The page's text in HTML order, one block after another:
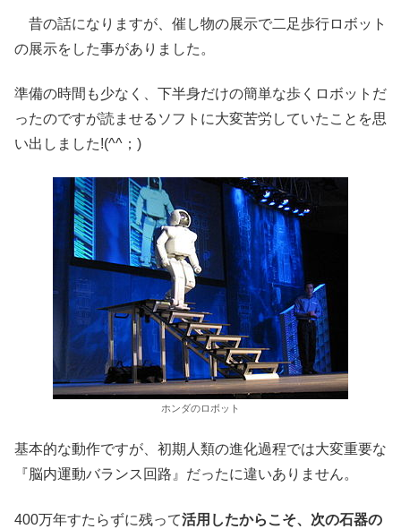
昔の話になりますが、催し物の展示で二足歩行ロボット
の展示をした事がありました。
準備の時間も少なく、下半身だけの簡単な歩くロボットだ
ったのですが読ませるソフトに大変苦労していたことを思
い出しました!(^^；)
ホンダのロボット
基本的な動作ですが、初期人類の進化過程では大変重要な
『脳内運動バランス回路』だったに違いありません。
400万年すたらずに残って活用したからこそ、次の石器の